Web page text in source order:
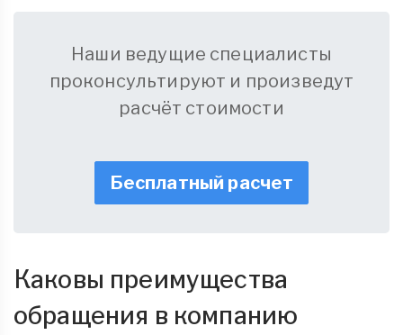
Наши ведущие специалисты
проконсультируют и произведут
расчёт стоимости
Бесплатный расчет
Каковы преимущества
обращения в компанию